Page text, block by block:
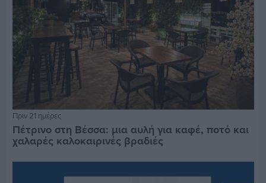
Πριν 21 ημέρες
Πέτρινο στη Βέσσα: μια αυλή για καφέ, ποτό και
χαλαρές καλοκαιρινές βραδιές